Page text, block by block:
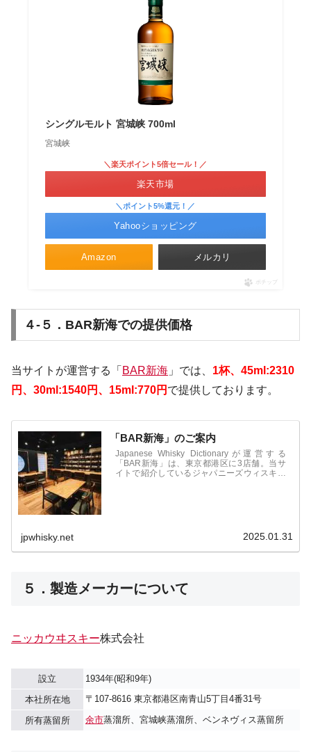
シングルモルト 宮城峡 700ml
宮城峡
Amazon
＼楽天ポイント5倍セール！／
楽天市場
＼ポイント5%還元！／
Yahooショッピング
メルカリ
ポチップ
４-５．BAR新海での提供価格
当サイトが運営する「 BAR新海 」では、 1杯、45ml:2310
円、30ml:1540円、15ml:770円 で提供しております。
「BAR新海」のご案内
Japanese Whisky Dictionaryが運営する
「BAR新海」は、東京都港区に3店舗。当サ
イトで紹介しているジャパニーズウィスキー
jpwhisky.net 2025.01.31
５．製造メーカーについて
ニッカウヰスキー株式会社
設立
1934年(昭和9年)
本社所在地
〒107-8616 東京都港区南青山5丁目4番31号
所有蒸留所 余市蒸溜所、宮城峡蒸溜所、ベンネヴィス蒸留所